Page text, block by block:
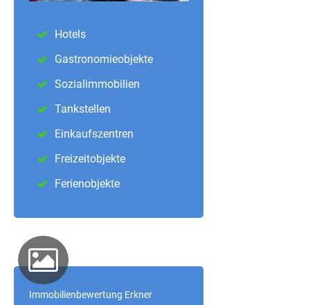
Hotels
Gastronomieobjekte
Sozialimmobilien
Tankstellen
Einkaufszentren
Freizeitobjekte
Ferienobjekte
Immobilienbewertung Erkner